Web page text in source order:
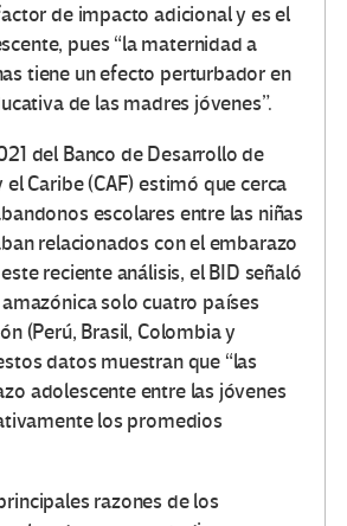
de impacto adicional y es el
pues “la maternidad a
tiene un efecto perturbador en
de las madres jóvenes”.
del Banco de Desarrollo de
Caribe (CAF) estimó que cerca
escolares entre las niñas
relacionados con el embarazo
reciente análisis, el BID señaló
solo cuatro países
(Perú, Brasil, Colombia y
datos muestran que “las
adolescente entre las jóvenes
los promedios